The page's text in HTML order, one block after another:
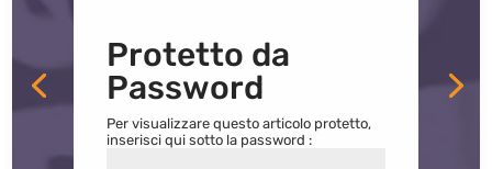
Protetto da
Password
Per visualizzare questo articolo protetto,
inserisci qui sotto la password :